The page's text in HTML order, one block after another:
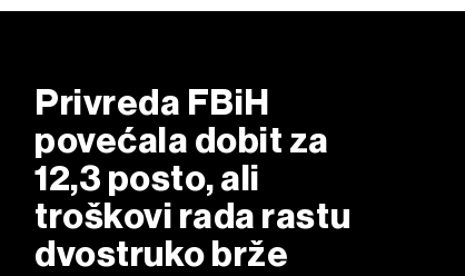
Privreda FBiH
povećala dobit za
12,3 posto, ali
troškovi rada rastu
dvostruko brže